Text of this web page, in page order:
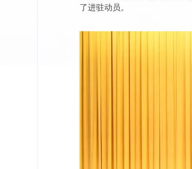
了进驻动员。